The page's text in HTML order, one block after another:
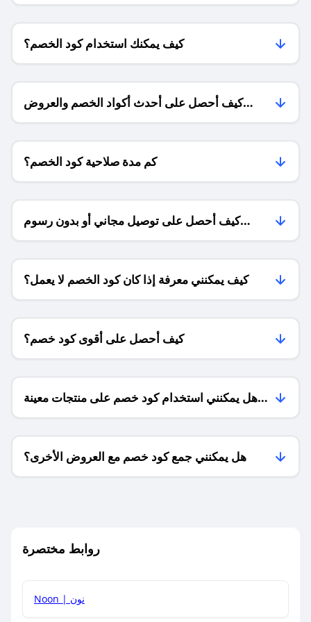
كيف يمكنك استخدام كود الخصم؟
كيف أحصل على أحدث أكواد الخصم والعروض
للمتاجر؟
كم مدة صلاحية كود الخصم؟
كيف أحصل على توصيل مجاني أو بدون رسوم
الشحن ؟
كيف يمكنني معرفة إذا كان كود الخصم لا يعمل؟
كيف أحصل على أقوى كود خصم؟
هل يمكنني استخدام كود خصم على منتجات معينة
فقط؟
هل يمكنني جمع كود خصم مع العروض الأخرى؟
روابط مختصرة
Noon | نون